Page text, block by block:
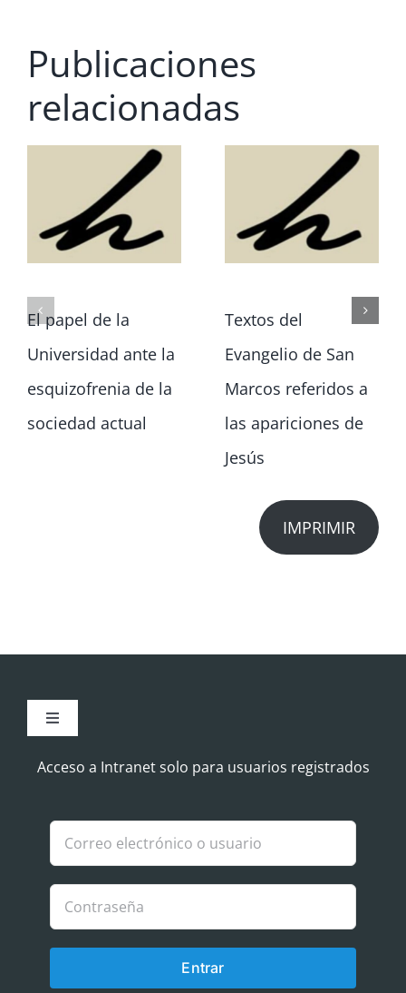
Publicaciones
relacionadas
El papel de la
Universidad ante la
esquizofrenia de la
sociedad actual
Textos del
Evangelio de San
Marcos referidos a
las apariciones de
Jesús
IMPRIMIR
Toggle
Aviso Legal
Política de Cookies
Política de privacidad
Acceso a Intranet solo para usuarios registrados
Entrar